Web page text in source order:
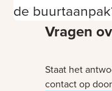
de
Vragen
Staat het
contact op